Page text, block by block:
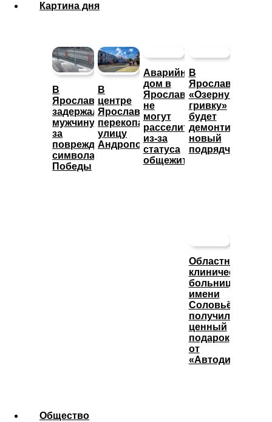
Картина дня
В
Ярославле
задержали
мужчину
за
повреждение
символа
Победы
В
центре
Ярославля
перекопали
улицу
Андропова
Аварийный
дом в
Ярославле
не
могут
расселить
из-за
статуса
общежития
В
Ярославле
«Озерную
гривку»
будет
демонтировать
новый
подрядчик
Областная
клиническая
больница
имени
Соловьёва
получила
ценный
подарок
от
«Автодизеля»
Общество